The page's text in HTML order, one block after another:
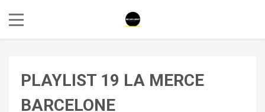
PLAYLIST 19 LA MERCE
BARCELONE